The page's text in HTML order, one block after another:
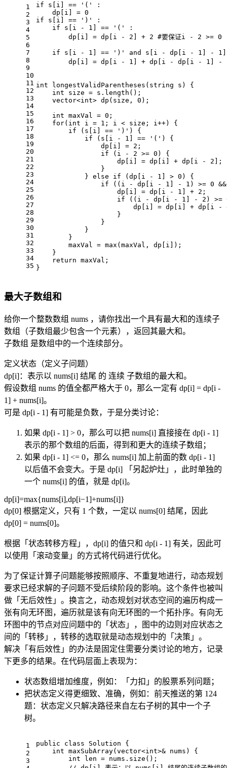
1
2
3
4
5
6
7
8
9
10
11
12
13
14
15
16
17
18
19
20
21
22
23
24
25
26
27
28
29
30
31
32
33
34
35
if s[i] == '('
:
    dp[i] =
0
if s[i] == ')'
:
if s[i - 1 ] == '('
:
        dp[i] = dp[i -
2 ] + 2 #要保证i - 2 >= 0
if s[i - 1 ] == ')' and s[i - dp[i - 1 ] - 1
        dp[i] = dp[i -
1 ] + dp[i - dp[i - 1 ] -
int longestValidParentheses (string s) {
int size = s. length ();
vector<int> dp (size, 0 ) ;
int maxVal = 0 ;
for( int i = 1 ; i < size; i++) {
if (s[i] == ')' ) {
if (s[i - 1 ] == '(' ) {
                dp[i] =
2 ;
if (i - 2 >= 0 ) {
                    dp[i] = dp[i] + dp[i -
2 ];
                }
            }
else if (dp[i - 1 ] > 0 ) {
if ((i - dp[i - 1 ] - 1 ) >= 0
                    dp[i] = dp[i -
1 ] + 2 ;
if ((i - dp[i - 1 ] - 2 ) >=
dp[i] = dp[i] + dp[i
                    }
                }
            }
        }
        maxVal =
max (maxVal, dp[i]);
    }
return maxVal;
}
最大子数组和
给你一个整数数组 nums ，请你找出一个具有最大和的连续子
数组（子数组最少包含一个元素），返回其最大和。
子数组 是数组中的一个连续部分。
定义状态（定义子问题）
dp[i]：表示以 nums[i] 结尾 的 连续 子数组的最大和。
假设数组 nums 的值全都严格大于 0，那么一定有 dp[i] = dp[i -
1] + nums[i]。
可是 dp[i - 1] 有可能是负数，于是分类讨论：
如果 dp[i - 1] > 0，那么可以把 nums[i] 直接接在 dp[i - 1]
表示的那个数组的后面，得到和更大的连续子数组；
如果 dp[i - 1] <= 0，那么 nums[i] 加上前面的数 dp[i - 1]
以后值不会变大。于是 dp[i] 「另起炉灶」，此时单独的
一个 nums[i] 的值，就是 dp[i]。
dp[i]=max{nums[i],dp[i−1]+nums[i]}
dp[0] 根据定义，只有 1 个数，一定以 nums[0] 结尾，因此
dp[0] = nums[0]。
根据「状态转移方程」，dp[i] 的值只和 dp[i - 1] 有关，因此可
以使用「滚动变量」的方式将代码进行优化。
为了保证计算子问题能够按照顺序、不重复地进行，动态规划
要求已经求解的子问题不受后续阶段的影响。这个条件也被叫
做「无后效性」。换言之，动态规划对状态空间的遍历构成一
张有向无环图，遍历就是该有向无环图的一个拓扑序。有向无
环图中的节点对应问题中的「状态」，图中的边则对应状态之
间的「转移」，转移的选取就是动态规划中的「决策」。
解决「有后效性」的办法是固定住需要分类讨论的地方，记录
下更多的结果。在代码层面上表现为：
状态数组增加维度，例如：「力扣」的股票系列问题；
把状态定义得更细致、准确，例如：前天推送的第 124
题：状态定义只解决路径来自左右子树的其中一个子
树。
1
2
3
public class Solution {
int maxSubArray(vector<int>& nums)
{
int len = nums. size ();